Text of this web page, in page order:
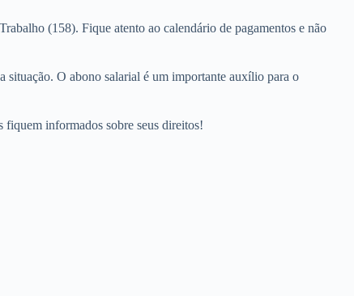
(158). Fique atento ao calendário de pagamentos e não
situação. O abono salarial é um importante auxílio para o
fiquem informados sobre seus direitos!